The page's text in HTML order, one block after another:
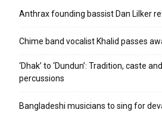
Anthrax founding bassist Dan Lilker
Chime band vocalist Khalid passes
‘Dhak’ to ‘Dundun’: Tradition, caste
percussions
Bangladeshi musicians to sing for